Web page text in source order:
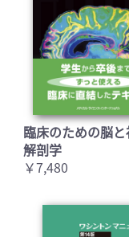
臨床のための脳
解剖学
￥7,480